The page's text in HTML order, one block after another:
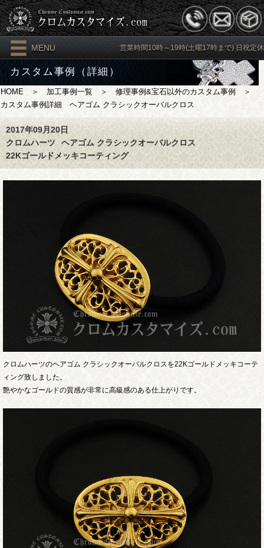
MENU 営業時間10時～19時(土曜17時まで) 日祝定休
カスタム事例（詳細）
HOME ＞ 加工事例一覧 ＞ 修理事例&宝石以外のカスタム事例
＞
カスタム事例詳細 ヘアゴム クラシックオーバルクロス
2017年09月20日
クロムハーツ
ヘアゴム クラシックオーバルクロス
22Kゴールドメッキコーティング
クロムハーツのヘアゴム クラシックオーバルクロスを22Kゴールドメッキコーテ
ィング致しました。
艶やかなゴールドの質感が非常に高級感のある仕上がりです。